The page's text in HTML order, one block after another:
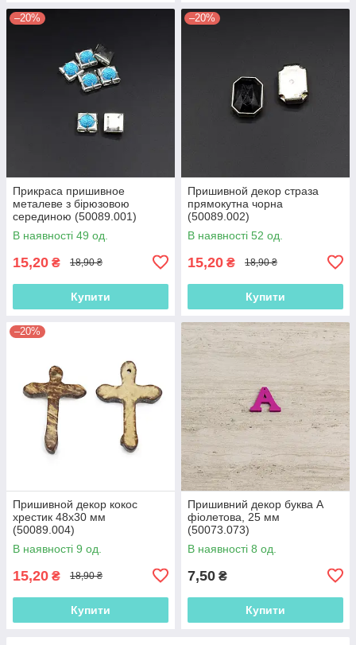
–20%
Прикраса пришивное
металеве з бірюзовою
серединою (50089.001)
В наявності 49 од.
15,20 ₴ 18,90 ₴
Купити
–20%
Пришивной декор страза
прямокутна чорна
(50089.002)
В наявності 52 од.
15,20 ₴ 18,90 ₴
Купити
–20%
Пришивной декор кокос
хрестик 48х30 мм
(50089.004)
В наявності 9 од.
15,20 ₴ 18,90 ₴
Купити
Пришивний декор буква A
фіолетова, 25 мм
(50073.073)
В наявності 8 од.
7,50 ₴
Купити